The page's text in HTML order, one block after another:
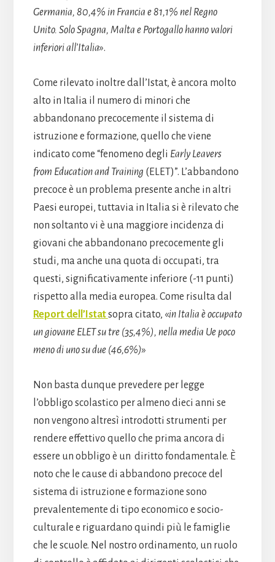
Germania, 80,4% in Francia e 81,1% nel Regno
Unito. Solo Spagna, Malta e Portogallo hanno valori
inferiori all’Italia».
Come rilevato inoltre dall’Istat, è ancora molto
alto in Italia il numero di minori che
abbandonano precocemente il sistema di
istruzione e formazione, quello che viene
indicato come “fenomeno degli Early Leavers
from Education and Training (ELET)”. L’abbandono
precoce è un problema presente anche in altri
Paesi europei, tuttavia in Italia si è rilevato che
non soltanto vi è una maggiore incidenza di
giovani che abbandonano precocemente gli
studi, ma anche una quota di occupati, tra
questi, significativamente inferiore (-11 punti)
rispetto alla media europea. Come risulta dal
Report dell’Istatsopra citato, «in Italia è occupato
un giovane ELET su tre (35,4%), nella media Ue poco
meno di uno su due (46,6%)»
Non basta dunque prevedere per legge
l’obbligo scolastico per almeno dieci anni se
non vengono altresì introdotti strumenti per
rendere effettivo quello che prima ancora di
essere un obbligo è un diritto fondamentale. È
noto che le cause di abbandono precoce del
sistema di istruzione e formazione sono
prevalentemente di tipo economico e socio-
culturale e riguardano quindi più le famiglie
che le scuole. Nel nostro ordinamento, un ruolo